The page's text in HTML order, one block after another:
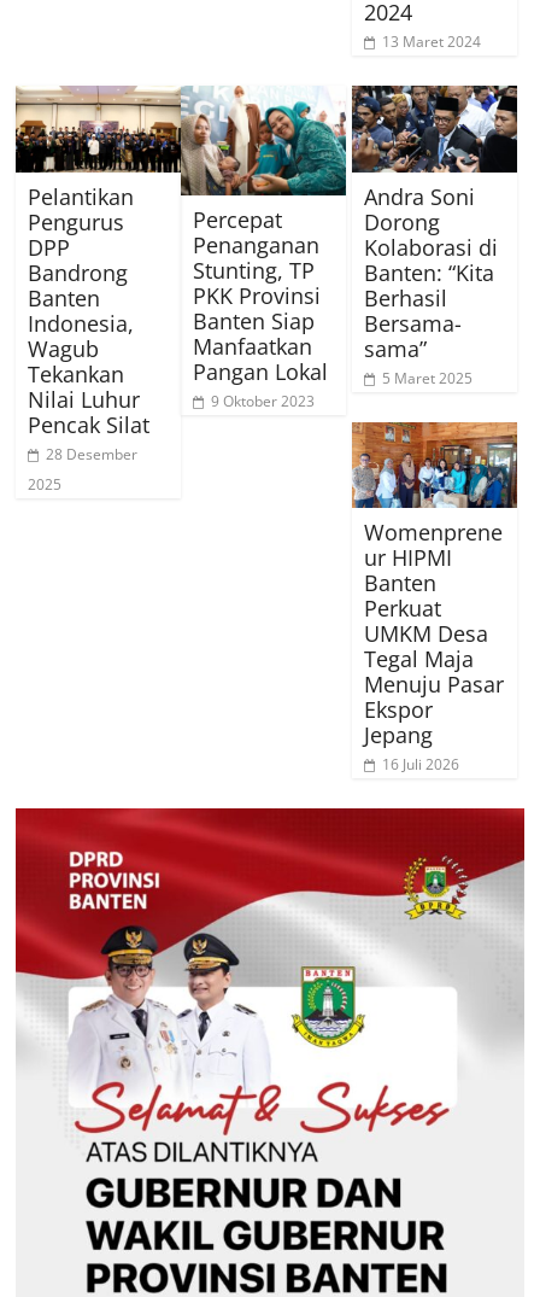
2024
13 Maret 2024
Pelantikan
Pengurus
DPP
Bandrong
Banten
Indonesia,
Wagub
Tekankan
Nilai Luhur
Pencak Silat
28 Desember
2025
Percepat
Penanganan
Stunting, TP
PKK Provinsi
Banten Siap
Manfaatkan
Pangan Lokal
9 Oktober 2023
Andra Soni
Dorong
Kolaborasi di
Banten: “Kita
Berhasil
Bersama-
sama”
5 Maret 2025
Womenprene
ur HIPMI
Banten
Perkuat
UMKM Desa
Tegal Maja
Menuju Pasar
Ekspor
Jepang
16 Juli 2026